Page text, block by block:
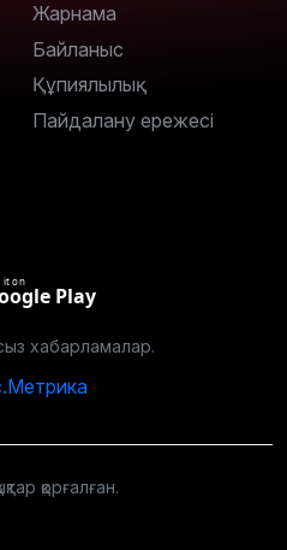
Жарнама
Байланыс
Құпиялылық
Пайдалану ережесі
it on
Play
хабарламалар.
қорғалған.